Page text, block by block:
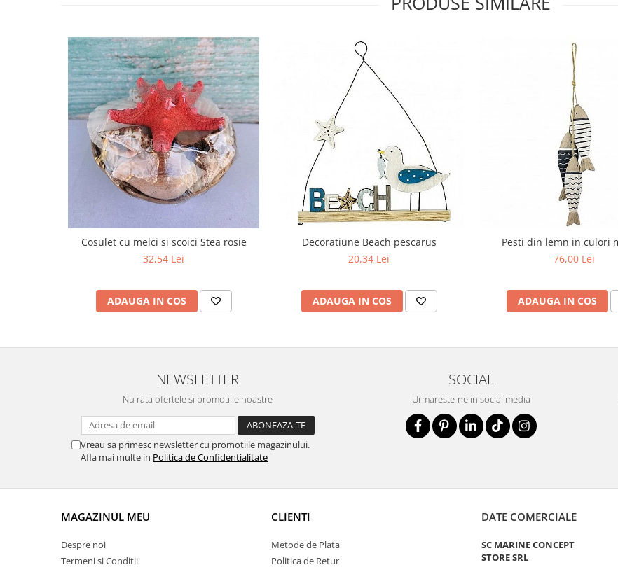
Cosulet cu melci si scoici Stea rosie
32,54 Lei
ADAUGA IN COS
Decoratiune Beach pescarus
20,34 Lei
ADAUGA IN COS
Pesti din lemn in culori
76,00 Lei
ADAUGA IN COS
NEWSLETTER
Nu rata ofertele si promotiile noastre
Vreau sa primesc newsletter cu promotiile magazinului.
Afla mai multe in Politica de Confidentialitate
SOCIAL
Urmareste-ne in social media
MAGAZINUL MEU
Despre noi
Termeni si Conditii
CLIENTI
Metode de Plata
Politica de Retur
DATE COMERCIALE
SC MARINE CONCEPT
STORE SRL